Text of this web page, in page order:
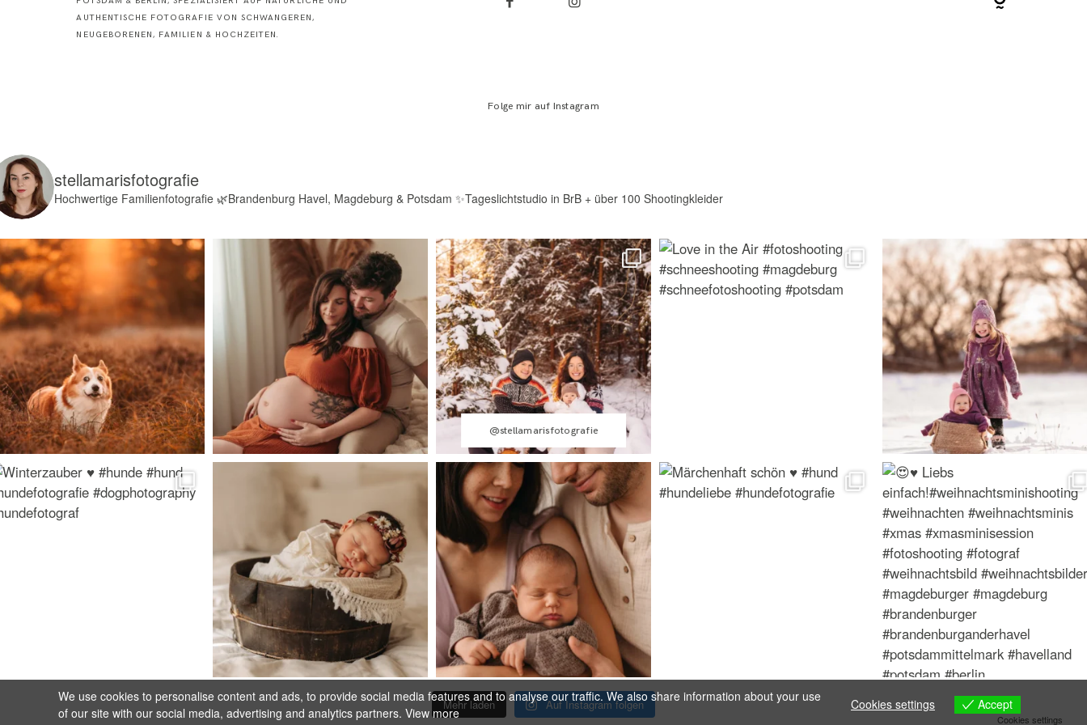
AUTHENTISCHE FOTOGRAFIE VON SCHWANGEREN,
NEUGEBORENEN, FAMILIEN & HOCHZEITEN.
Folge mir auf Instagram
@stellamarisfotografie
stellamarisfotografie
Hochwertige Familienfotografie🌿Brandenburg Havel, Magdeburg & Potsdam ✨Tageslichtstudio in BrB + über 100 Shootingkleider
Mehr laden Auf Instagram folgen
We use cookies to personalise content and ads, to provide social media features and to analyse our traffic. We also share information about your use
of our site with our social media, advertising and analytics partners. View more
Cookies settings Accept
Cookies settings